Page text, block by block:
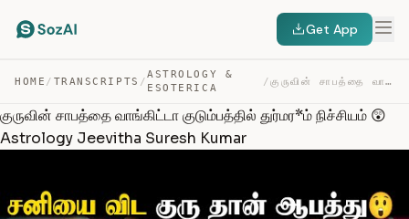
Get App
HOME / TRANSCRIPTS /
ASTROLOGY &
ESOTERICA
/ குருவின் சாபத்தை வாங்கிட்டா குடும்பத்தில் துர்மர*ம் நிச… — TRANSCRIPT
குருவின் சாபத்தை வாங்கிட்டா குடும்பத்தில் துர்மர*ம் நிச்சியம் 😲
Astrology Jeevitha Suresh Kumar